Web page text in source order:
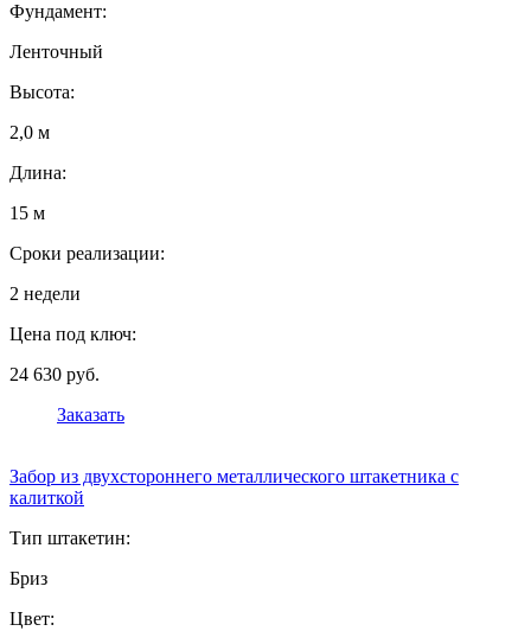
Фундамент:
Ленточный
Высота:
2,0 м
Длина:
15 м
Сроки реализации:
2 недели
Цена под ключ:
24 630 руб.
Заказать
Забор из двухстороннего металлического штакетника с
калиткой
Тип штакетин:
Бриз
Цвет: